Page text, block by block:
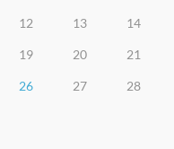
12 13 14
19 20 21
26 27 28